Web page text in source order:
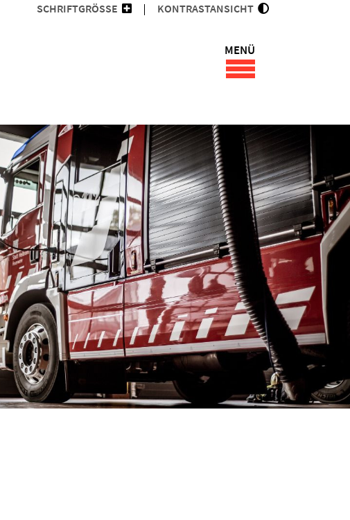
SCHRIFTGRÖSSE KONTRASTANSICHT
MENÜ